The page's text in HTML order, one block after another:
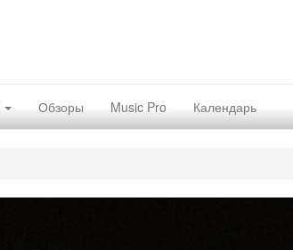
Обзоры Music Pro Календарь